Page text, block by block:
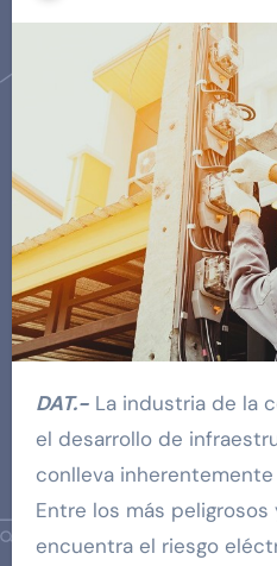
DAT.-La industria de la
el desarrollo de
conlleva
Entre los más
encuentra el riesgo